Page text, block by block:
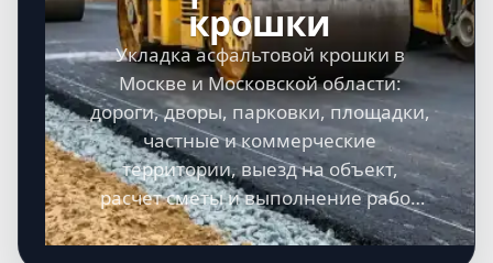
крошки
Укладка асфальтовой крошки в
Москве и Московской области:
дороги, дворы, парковки, площадки,
частные и коммерческие
территории, выезд на объект,
расчет сметы и выполнение работ
под ключ.